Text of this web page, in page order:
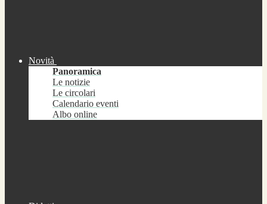
Novità
Panoramica
Le notizie
Le circolari
Calendario eventi
Albo online